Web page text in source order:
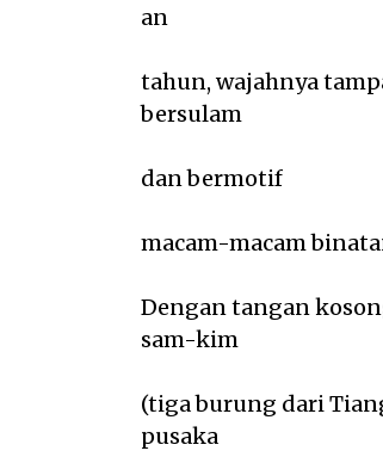
an
tahun, wajahnya
bersulam
dan bermotif
macam-macam
Dengan tangan
sam-kim
(tiga burung dari
pusaka